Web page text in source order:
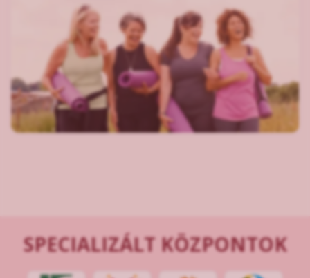
SPECIALIZÁLT KÖZPONTOK